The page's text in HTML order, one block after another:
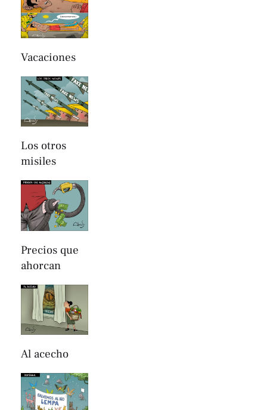
Vacaciones
Los otros
misiles
Precios que
ahorcan
Al acecho